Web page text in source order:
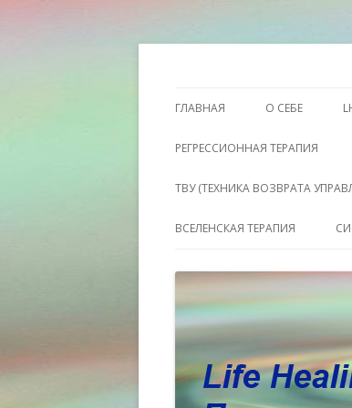
ГЛАВНАЯ О СЕБЕ
РЕГРЕССИОННАЯ ТЕРАПИЯ
ТВУ (ТЕХНИКА ВОЗВРАТА
ВСЕЛЕНСКАЯ ТЕРАПИЯ